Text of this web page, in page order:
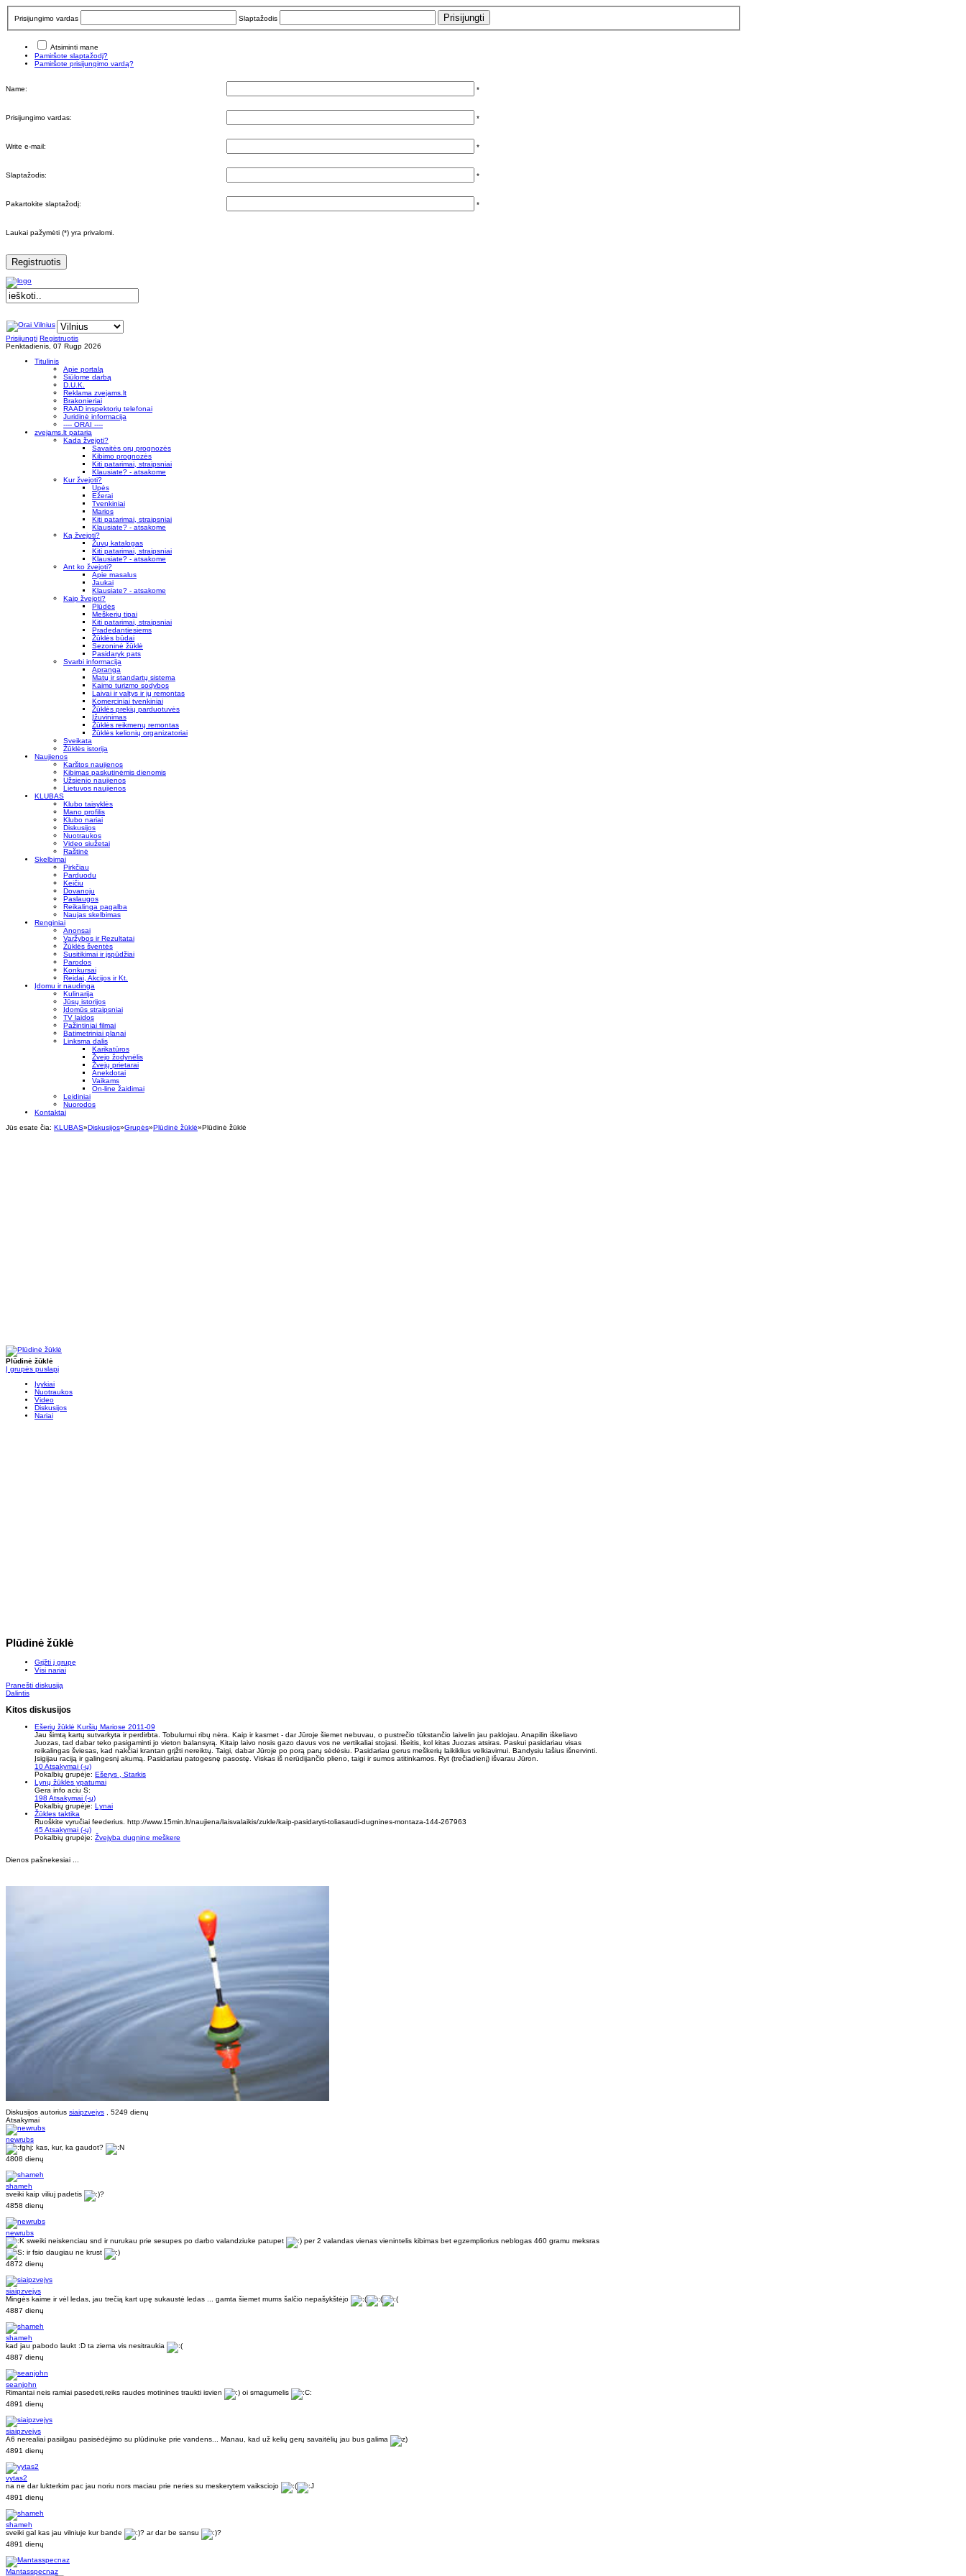
Prisijungimo vardas Slaptažodis
Atsiminti mane
Pamiršote slaptažodį?
Pamiršote prisijungimo vardą?
Name: *
Prisijungimo vardas: *
Write e-mail: *
Slaptažodis: *
Pakartokite slaptažodį: *
Laukai pažymėti (*) yra privalomi.
Registruotis
Prisijungti Registruotis
Penktadienis, 07 Rugp 2026
Titulinis
Apie portalą
Siūlome darbą
D.U.K.
Reklama zvejams.lt
Brakonieriai
RAAD inspektorių telefonai
Juridinė informacija
---- ORAI ----
zvejams.lt pataria
Kada žvejoti?
Savaitės orų prognozės
Kibimo prognozės
Kiti patarimai, straipsniai
Klausiate? - atsakome
Kur žvejoti?
Upės
Ežerai
Tvenkiniai
Marios
Kiti patarimai, straipsniai
Klausiate? - atsakome
Ką žvejoti?
Žuvų katalogas
Kiti patarimai, straipsniai
Klausiate? - atsakome
Ant ko žvejoti?
Apie masalus
Jaukai
Klausiate? - atsakome
Kaip žvejoti?
Plūdės
Meškerių tipai
Kiti patarimai, straipsniai
Pradedantiesiems
Žūklės būdai
Sezoninė žūklė
Pasidaryk pats
Svarbi informacija
Apranga
Matų ir standartų sistema
Kaimo turizmo sodybos
Laivai ir valtys ir jų remontas
Komerciniai tvenkiniai
Žūklės prekių parduotuvės
Įžuvinimas
Žūklės reikmenų remontas
Žūklės kelionių organizatoriai
Sveikata
Žūklės istorija
Naujienos
Karštos naujienos
Kibimas paskutinėmis dienomis
Užsienio naujienos
Lietuvos naujienos
KLUBAS
Klubo taisyklės
Mano profilis
Klubo nariai
Diskusijos
Nuotraukos
Video siužetai
Raštinė
Skelbimai
Pirkčiau
Parduodu
Keičiu
Dovanoju
Paslaugos
Reikalinga pagalba
Naujas skelbimas
Renginiai
Anonsai
Varžybos ir Rezultatai
Žūklės šventės
Susitikimai ir įspūdžiai
Parodos
Konkursai
Reidai, Akcijos ir Kt.
Įdomu ir naudinga
Kulinarija
Jūsų istorijos
Įdomūs straipsniai
TV laidos
Pažintiniai filmai
Batimetriniai planai
Linksma dalis
Karikatūros
Žvejo žodynėlis
Žvejų prietarai
Anekdotai
Vaikams
On-line žaidimai
Leidiniai
Nuorodos
Kontaktai
Jūs esate čia: KLUBAS»Diskusijos»Grupės»Plūdinė žūklė»Plūdinė žūklė
Plūdinė žūklė
Į grupės puslapį
Įvykiai
Nuotraukos
Video
Diskusijos
Nariai
Plūdinė žūklė
Grįžti į grupę
Visi nariai
Pranešti diskusiją
Dalintis
Kitos diskusijos
Ešerių žūklė Kuršių Mariose 2011-09
Jau šimtą kartų sutvarkyta ir perdirbta. Tobulumui ribų nėra. Kaip ir kasmet - dar Jūroje šiemet nebuvau, o pustrečio tūkstančio laivelin jau paklojau. Anapilin iškeliavo
Juozas, tad dabar teko pasigaminti jo vieton balansyrą. Kitaip laivo nosis gazo davus vos ne vertikaliai stojasi. Išeitis, kol kitas Juozas atsiras. Paskui pasidariau visas
reikalingas šviesas, kad nakčiai krantan grįžti nereiktų. Taigi, dabar Jūroje po porą parų sėdėsiu. Pasidariau gerus meškerių laikiklius velkiavimui. Bandysiu lašius išnervinti.
Įsigijau raciją ir galingesnį akumą. Pasidariau patogesnę pasostę. Viskas iš nerūdijančio plieno, taigi ir sumos atitinkamos. Ryt (trečiadienį) išvarau Jūron.
10 Atsakymai (-ų)
Pokalbių grupėje: Ešerys , Starkis
Lynų žūklės ypatumai
Gera info aciu S:
198 Atsakymai (-ų)
Pokalbių grupėje: Lynai
Žūkles taktika
Ruoškite vyručiai feederius. http://www.15min.lt/naujiena/laisvalaikis/zukle/kaip-pasidaryti-toliasaudi-dugnines-montaza-144-267963
45 Atsakymai (-ų)
Pokalbių grupėje: Žvejyba dugnine meškere
Dienos pašnekesiai ...
Diskusijos autorius siaipzvejys , 5249 dienų
Atsakymai
newrubs
kas, kur, ka gaudot?
4808 dienų
shameh
sveiki kaip viliuj padetis
?
4858 dienų
newrubs
sweiki neiskenciau snd ir nurukau prie sesupes po darbo valandziuke patupet
per 2 valandas vienas vienintelis kibimas bet egzempliorius neblogas 460 gramu meksras
ir fsio daugiau ne krust
4872 dienų
siaipzvejys
Mingės kaime ir vėl ledas, jau trečią kart upę sukaustė ledas ... gamta šiemet mums šalčio nepašykštėjo
4887 dienų
shameh
kad jau pabodo laukt :D ta ziema vis nesitraukia
4887 dienų
seanjohn
Rimantai neis ramiai pasedeti,reiks raudes motinines traukti isvien
oi smagumelis
4891 dienų
siaipzvejys
A6 nerealiai pasiilgau pasisėdėjimo su plūdinuke prie vandens... Manau, kad už kelių gerų savaitėlių jau bus galima
4891 dienų
vytas2
na ne dar lukterkim pac jau noriu nors maciau prie neries su meskerytem vaiksciojo
4891 dienų
shameh
sveiki gal kas jau vilniuje kur bande
? ar dar be sansu
?
4891 dienų
Mantasspecnaz